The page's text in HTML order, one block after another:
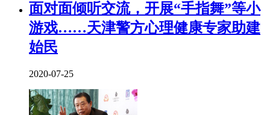
面对面倾听交流，开展“手指舞”等小
游戏……天津警方心理健康专家助建
始民
2020-07-25